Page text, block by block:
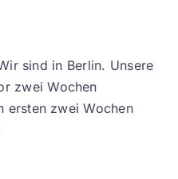
sind in Berlin. Unsere
zwei Wochen
ersten zwei Wochen